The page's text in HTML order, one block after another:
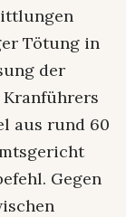
Tötung in
der
aus rund 60
Gegen